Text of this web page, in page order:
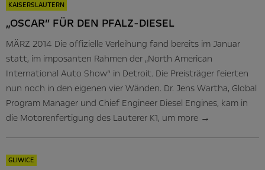
KAISERSLAUTERN
„OSCAR” FÜR DEN PFALZ-DIESEL
MÄRZ 2014 Die offizielle Verleihung fand bereits im Januar
statt, im imposanten Rahmen der „North American
International Auto Show“ in Detroit. Die Preisträger feierten
nun noch in den eigenen vier Wänden. Dr. Jens Wartha, Global
Program Manager und Chief Engineer Diesel Engines, kam in
die Motorenfertigung des Lauterer K1, um more →
GLIWICE